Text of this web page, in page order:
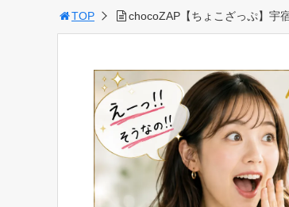
TOP chocoZAP【ちょこざっぷ】宇